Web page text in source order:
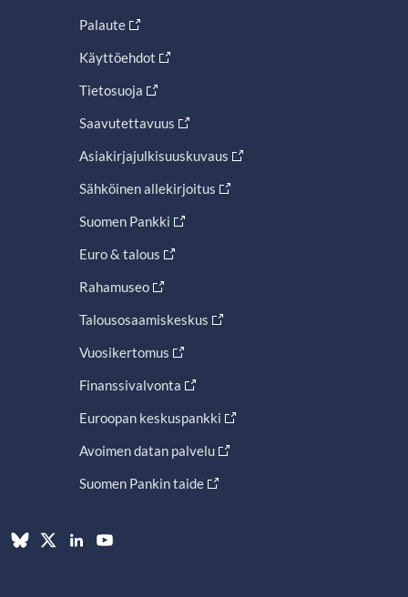
Palaute
Käyttöehdot
Tietosuoja
Saavutettavuus
Asiakirjajulkisuuskuvaus
Sähköinen allekirjoitus
Suomen Pankki
Euro & talous
Rahamuseo
Talousosaamiskeskus
Vuosikertomus
Finanssivalvonta
Euroopan keskuspankki
Avoimen datan palvelu
Suomen Pankin taide